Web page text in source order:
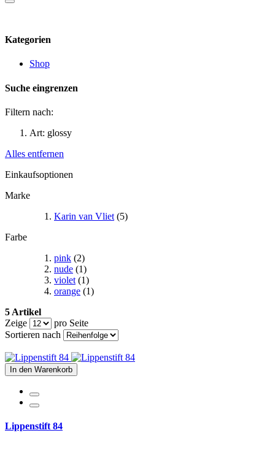
Kategorien
Shop
Suche eingrenzen
Filtern nach:
Art: glossy
Alles entfernen
Einkaufsoptionen
Marke
Karin van Vliet (5)
Farbe
pink (2)
nude (1)
violet (1)
orange (1)
5 Artikel
Zeige
pro Seite
Sortieren nach
In den Warenkorb
Lippenstift 84